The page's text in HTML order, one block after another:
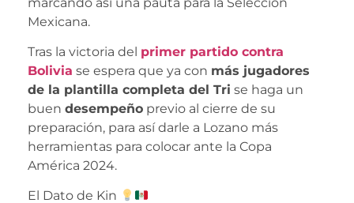
Mexicana.
Tras la victoria del primer partido contra
Bolivia se espera que ya con más jugadores
de la plantilla completa del Tri se haga un
buen desempeño previo al cierre de su
preparación, para así darle a Lozano más
herramientas para colocar ante la Copa
América 2024.
El Dato de Kin